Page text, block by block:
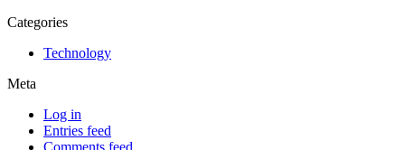
Categories
Technology
Meta
Log in
Entries feed
Comments feed